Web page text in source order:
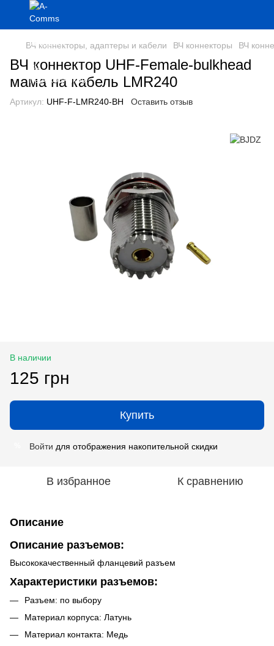
ВЧ коннекторы, адаптеры и кабели ВЧ коннекторы ВЧ
ВЧ коннектор UHF-Female-bulkhead
мама на кабель LMR240
Артикул: UHF-F-LMR240-BH Оставить отзыв
В наличии
125 грн
Купить
Войти для отображения накопительной скидки
В избранное К сравнению
Описание
Описание разъемов:
Высококачественный фланцевий разъем
Характеристики разъемов:
Разъем: по выбору
Материал корпуса: Латунь
Материал контакта: Медь